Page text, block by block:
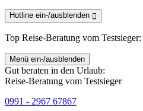
Hotline ein-/ausblenden
Top Reise-Beratung vom Testsieger:
Menü ein-/ausblenden
Gut beraten in den Urlaub:
Reise-Beratung vom Testsieger
0991 - 2967 67867